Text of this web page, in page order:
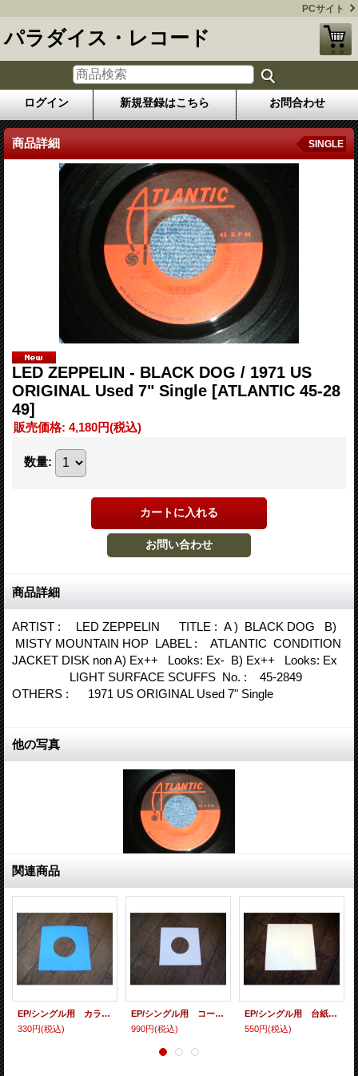
PCサイト
パラダイス・レコード
ログイン 新規登録はこちら お問合わせ
商品詳細 SINGLE
LED ZEPPELIN - BLACK DOG / 1971 US
ORIGINAL Used 7" Single [ATLANTIC 45-28
49]
販売価格: 4,180円(税込)
数量:
商品詳細
ARTIST : LED ZEPPELIN TITLE : A ) BLACK DOG B)
MISTY MOUNTAIN HOP LABEL : ATLANTIC CONDITION
JACKET DISK non A) Ex++ Looks: Ex- B) Ex++ Looks: Ex
LIGHT SURFACE SCUFFS No. : 45-2849
OTHERS : 1971 US ORIGINAL Used 7" Single
他の写真
関連商品
EP/シングル用 カラースリーヴ（全4色） 5枚セット
330円(税込)
EP/シングル用 コート紙丸穴ジャケ 白 10 copies set / １０枚セット
990円(税込)
EP/シングル用 台紙 10枚セット
550円(税込)